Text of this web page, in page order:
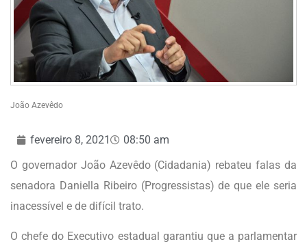
João Azevêdo
fevereiro 8, 2021
08:50 am
O governador João Azevêdo (Cidadania) rebateu falas da
senadora Daniella Ribeiro (Progressistas) de que ele seria
inacessível e de difícil trato.
O chefe do Executivo estadual garantiu que a parlamentar